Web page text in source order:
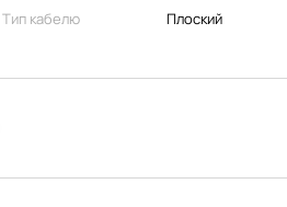
Тип кабелю
Плоский